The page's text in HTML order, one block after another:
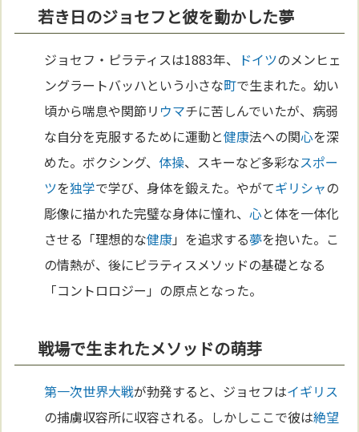
若き日のジョセフと彼を動かした夢
ジョセフ・ピラティスは1883年、 ドイツのメンヒェ
ングラートバッハという小さな町で生まれた。幼い
頃から喘息や関節リ ウマチに苦しんでいたが、病弱
な自分を克服するために運動と健康法への関心を深
めた。ボクシング、 体操、スキーなど多彩なスポー
ツを独学で学び、身体を鍛えた。やがてギリシャの
彫像に描かれた完璧な身体に憧れ、心と体を一体化
させる「理想的な健康」を追求する夢を抱いた。こ
の情熱が、後にピラティスメソッドの基礎となる
「コントロロジー」の原点となった。
戦場で生まれたメソッドの萌芽
第一次世界大戦が勃発すると、ジョセフはイギリス
の捕虜収容所に収容される。しかしここで彼は絶望